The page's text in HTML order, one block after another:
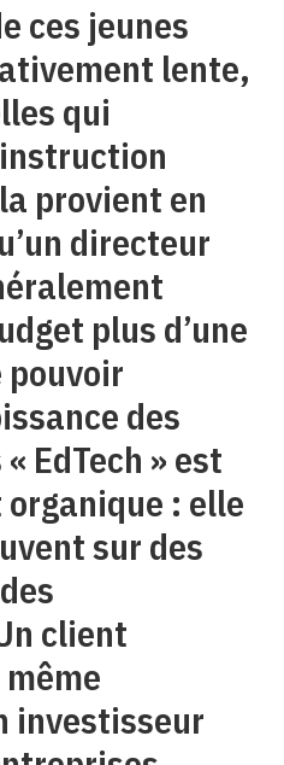
ces jeunes
lente,
qui
provient en
directeur
plus d’une
pouvoir
des
EdTech » est
: elle
sur des
client
investisseur